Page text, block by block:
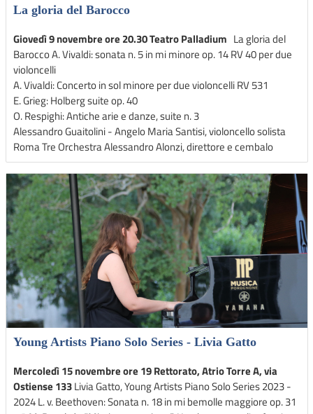
La gloria del Barocco
Giovedì 9 novembre ore 20.30 Teatro Palladium La gloria del
Barocco A. Vivaldi: sonata n. 5 in mi minore op. 14 RV 40 per due
violoncelli
A. Vivaldi: Concerto in sol minore per due violoncelli RV 531
E. Grieg: Holberg suite op. 40
O. Respighi: Antiche arie e danze, suite n. 3
Alessandro Guaitolini - Angelo Maria Santisi, violoncello solista
Roma Tre Orchestra Alessandro Alonzi, direttore e cembalo
Young Artists Piano Solo Series - Livia Gatto
Mercoledì 15 novembre ore 19 Rettorato, Atrio Torre A, via
Ostiense 133Livia Gatto, Young Artists Piano Solo Series 2023 -
2024 L. v. Beethoven: Sonata n. 18 in mi bemolle maggiore op. 31